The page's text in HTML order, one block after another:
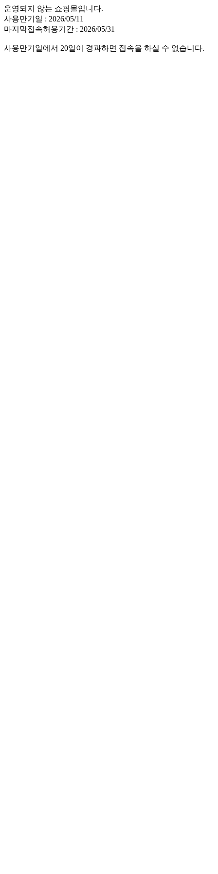
운영되지 않는 쇼핑몰입니다.
사용만기일 : 2026/05/11
마지막접속허용기간 : 2026/05/31
사용만기일에서 20일이 경과하면 접속을 하실 수 없습니다.